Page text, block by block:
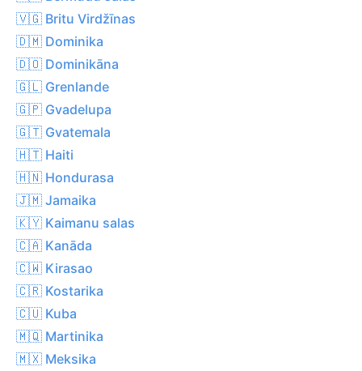
🇻🇬 Britu Virdžīnas
🇩🇲 Dominika
🇩🇴 Dominikāna
🇬🇱 Grenlande
🇬🇵 Gvadelupa
🇬🇹 Gvatemala
🇭🇹 Haiti
🇭🇳 Hondurasa
🇯🇲 Jamaika
🇰🇾 Kaimanu salas
🇨🇦 Kanāda
🇨🇼 Kirasao
🇨🇷 Kostarika
🇨🇺 Kuba
🇲🇶 Martinika
🇲🇽 Meksika